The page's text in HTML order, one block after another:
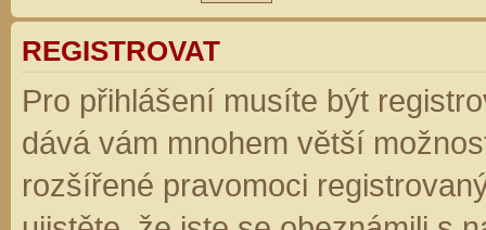
REGISTROVAT
Pro přihlášení musíte být
dává vám mnohem větší
rozšířené pravomoci